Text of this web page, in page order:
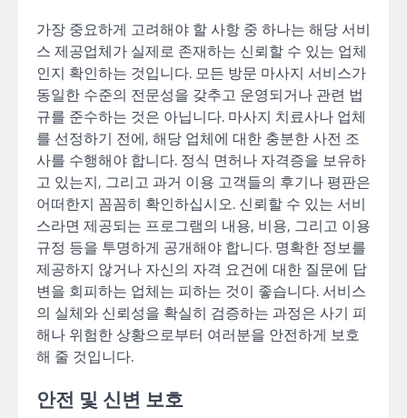
가장 중요하게 고려해야 할 사항 중 하나는 해당 서비
스 제공업체가 실제로 존재하는 신뢰할 수 있는 업체
인지 확인하는 것입니다. 모든 방문 마사지 서비스가
동일한 수준의 전문성을 갖추고 운영되거나 관련 법
규를 준수하는 것은 아닙니다. 마사지 치료사나 업체
를 선정하기 전에, 해당 업체에 대한 충분한 사전 조
사를 수행해야 합니다. 정식 면허나 자격증을 보유하
고 있는지, 그리고 과거 이용 고객들의 후기나 평판은
어떠한지 꼼꼼히 확인하십시오. 신뢰할 수 있는 서비
스라면 제공되는 프로그램의 내용, 비용, 그리고 이용
규정 등을 투명하게 공개해야 합니다. 명확한 정보를
제공하지 않거나 자신의 자격 요건에 대한 질문에 답
변을 회피하는 업체는 피하는 것이 좋습니다. 서비스
의 실체와 신뢰성을 확실히 검증하는 과정은 사기 피
해나 위험한 상황으로부터 여러분을 안전하게 보호
해 줄 것입니다.
안전 및 신변 보호